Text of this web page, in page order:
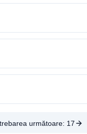
următoare: 17